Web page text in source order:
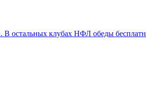
В остальных клубах НФЛ обеды